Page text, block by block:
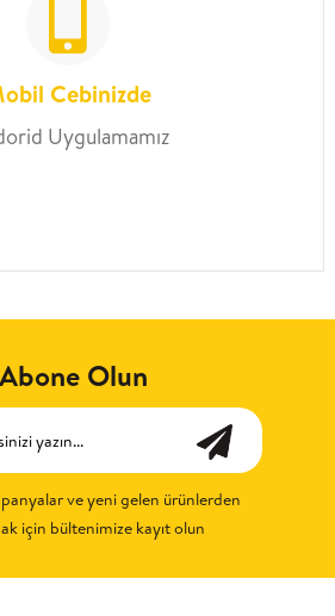
Cebinizde
Uygulamamız
Olun
ve yeni gelen ürünlerden
için bültenimize kayıt olun